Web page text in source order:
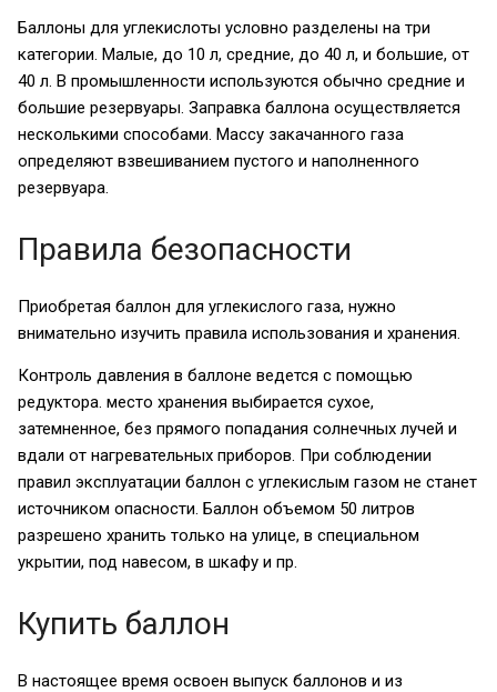
Баллоны для углекислоты условно разделены на три
категории. Малые, до 10 л, средние, до 40 л, и большие, от
40 л. В промышленности используются обычно средние и
большие резервуары. Заправка баллона осуществляется
несколькими способами. Массу закачанного газа
определяют взвешиванием пустого и наполненного
резервуара.
Правила безопасности
Приобретая баллон для углекислого газа, нужно
внимательно изучить правила использования и хранения.
Контроль давления в баллоне ведется с помощью
редуктора. место хранения выбирается сухое,
затемненное, без прямого попадания солнечных лучей и
вдали от нагревательных приборов. При соблюдении
правил эксплуатации баллон с углекислым газом не станет
источником опасности. Баллон объемом 50 литров
разрешено хранить только на улице, в специальном
укрытии, под навесом, в шкафу и пр.
Купить баллон
В настоящее время освоен выпуск баллонов и из